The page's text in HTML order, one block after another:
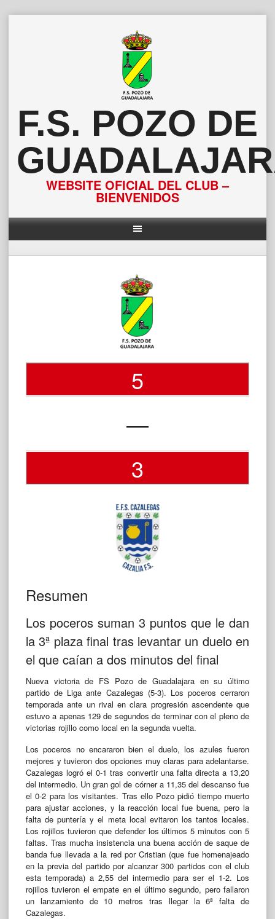
F.S. POZO DE
WEBSITE OFICIAL DEL CLUB –
BIENVENIDOS
5
—
3
Resumen
Los poceros suman 3 puntos que le dan
la 3ª plaza final tras levantar un duelo en
el que caían a dos minutos del final
Nueva victoria de FS Pozo de Guadalajara en su último
partido de Liga ante Cazalegas (5-3). Los poceros cerraron
temporada ante un rival en clara progresión ascendente que
estuvo a apenas 129 de segundos de terminar con el pleno de
victorias rojillo como local en la segunda vuelta.
Los poceros no encararon bien el duelo, los azules fueron
mejores y tuvieron dos opciones muy claras para adelantarse.
Cazalegas logró el 0-1 tras convertir una falta directa a 13,20
del intermedio. Un gran gol de córner a 11,35 del descanso fue
el 0-2 para los visitantes. Tras ello Pozo pidió tiempo muerto
para ajustar acciones, y la reacción local fue buena, pero la
falta de puntería y el meta local evitaron los tantos locales.
Los rojillos tuvieron que defender los últimos 5 minutos con 5
faltas. Tras mucha insistencia una buena acción de saque de
banda fue llevada a la red por Cristian (que fue homenajeado
en la previa del partido por alcanzar 300 partidos con el club
esta temporada) a 2,55 del intermedio para ser el 1-2. Los
rojillos tuvieron el empate en el último segundo, pero fallaron
un lanzamiento de 10 metros tras llegar la 6ª falta de
Cazalegas.